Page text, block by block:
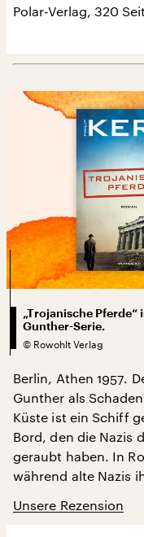
Polar-Verlag, 320
„Trojanische Pferde“
Gunther-Serie.
© Rowohlt Verlag
Berlin, Athen 1957.
Gunther als
Küste ist ein Schiff
Bord, den die Nazis
geraubt haben. In
während alte Nazis
Unsere Rezension